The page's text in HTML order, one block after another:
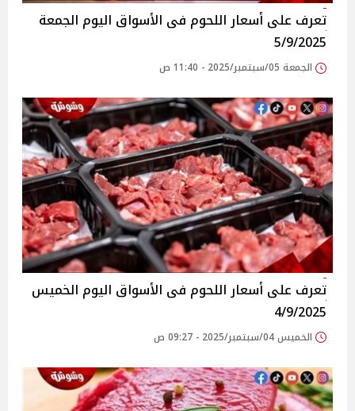
تعرف على أسعار اللحوم فى الأسواق‎‎ اليوم الجمعة
5/9/2025
الجمعة 05/سبتمبر/2025 - 11:40 ص
تعرف على أسعار اللحوم فى الأسواق‎‎ اليوم الخميس
4/9/2025
الخميس 04/سبتمبر/2025 - 09:27 ص